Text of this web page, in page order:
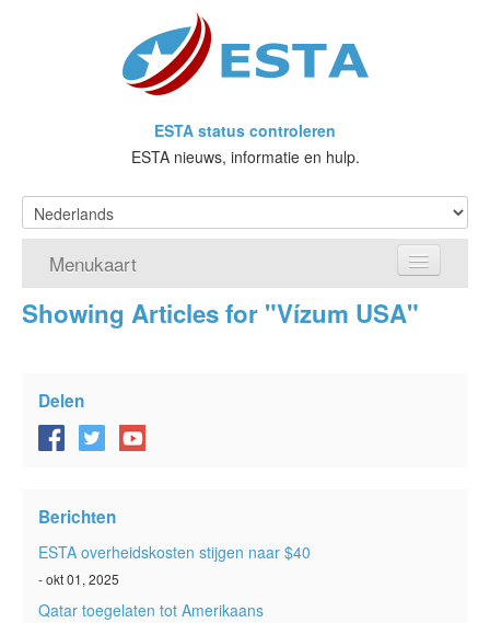
ESTA status controleren
ESTA nieuws, informatie en hulp.
Menukaart
Home
Wat is ESTA?
VWP
ESTA-artikelen
Neem contact op met
Showing Articles for "Vízum USA"
Delen
Berichten
ESTA overheidskosten stijgen naar $40
- okt 01, 2025
Qatar toegelaten tot Amerikaans